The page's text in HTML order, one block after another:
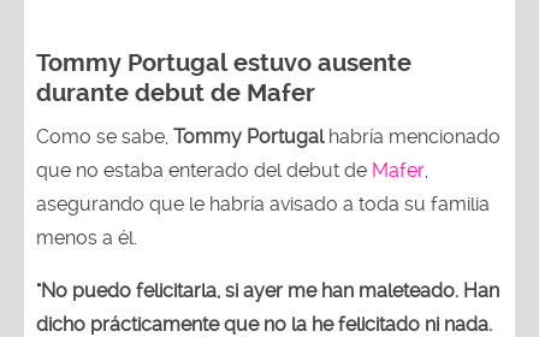
Tommy Portugal estuvo ausente
durante debut de Mafer
Como se sabe, Tommy Portugalhabría mencionado
que no estaba enterado del debut de Mafer
asegurando que le habría avisado a toda su familia
menos a él.
"No puedo felicitarla, si ayer me han maleteado. Han
dicho prácticamente que no la he felicitado ni nada.